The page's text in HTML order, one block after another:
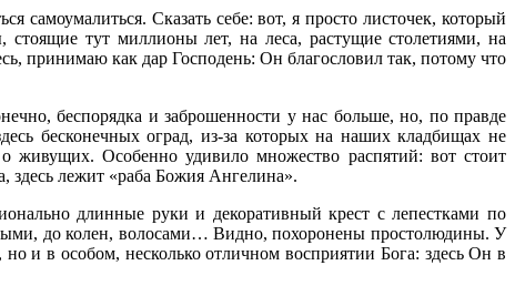
самоумалиться. Сказать себе: вот, я просто листочек, который
тут миллионы лет, на леса, растущие столетиями, на
принимаю как дар Господень: Он благословил так, потому что
беспорядка и заброшенности у нас больше, но, по правде
бесконечных оград, из-за которых на наших кладбищах не
Особенно удивило множество распятий: вот стоит
здесь лежит «раба Божия Ангелина».
длинные руки и декоративный крест с лепестками по
до колен, волосами… Видно, похоронены простолюдины. У
и в особом, несколько отличном восприятии Бога: здесь Он в